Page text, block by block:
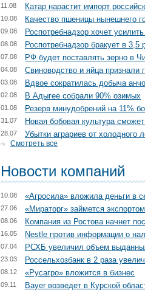
Катар нарастит импорт
11.08
Качество пшеницы нынешнего
10.08
Роспотребнадзор хочет
09.08
Роспотребнадзор бракует в
08.08
РФ будет поставлять зерно в
07.08
Свиноводство и яйца признали
04.08
Вдвое сократилась добыча
03.08
В Адыгее собрали 90% озимых
02.08
Резерв минудобрений на 11%
01.08
Новая бобовая культура
31.07
Убытки аграриев от холодного
28.07
Смотреть все
Новости компаний
«Агросила» вложила деньги в
10.08
«Мираторг» займется
27.06
Компания из Ростова начнет
08.06
Nestle против информации о
16.05
РСХБ увеличил объем
07.04
Россельхозбанк в 2 раза
23.03
«Русагро» вложится в бизнес
08.12
Bayer возведет в Курской
09.11